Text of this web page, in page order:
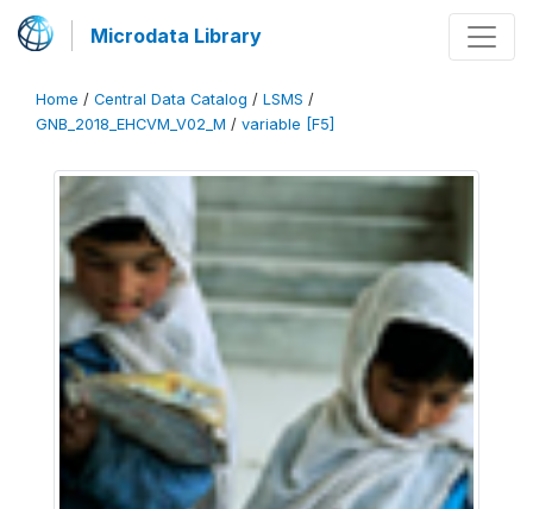
Microdata Library
Home / Central Data Catalog / LSMS /
GNB_2018_EHCVM_V02_M / variable [F5]